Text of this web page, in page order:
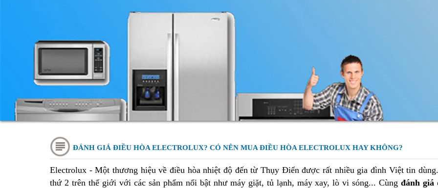
ĐÁNH GIÁ ĐIỀU HÒA ELECTROLUX? CÓ NÊN MUA ĐIỀU HÒA ELECTROLUX HAY KHÔNG?
Electrolux - Một thương hiệu về điều hòa nhiệt độ đến từ Thụy Điển được rất nhiều gia đình Việt tin
thứ 2 trên thế giới với các sản phẩm nổi bật như máy giặt, tủ lạnh, máy xay, lò vi sóng... Cùngđánh giá